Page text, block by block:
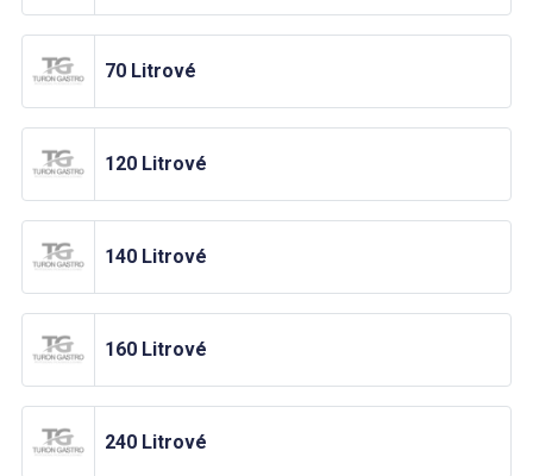
70 Litrové
120 Litrové
140 Litrové
160 Litrové
240 Litrové